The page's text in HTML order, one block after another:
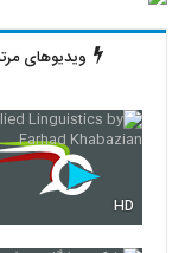
ویدیوهای
HD